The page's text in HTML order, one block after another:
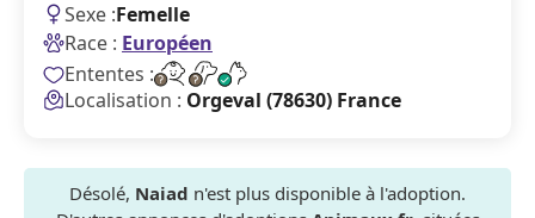
Sexe :Femelle
Race : Européen
Ententes :
Localisation : Orgeval (78630) France
Désolé, Naiad n'est plus disponible à l'adoption.